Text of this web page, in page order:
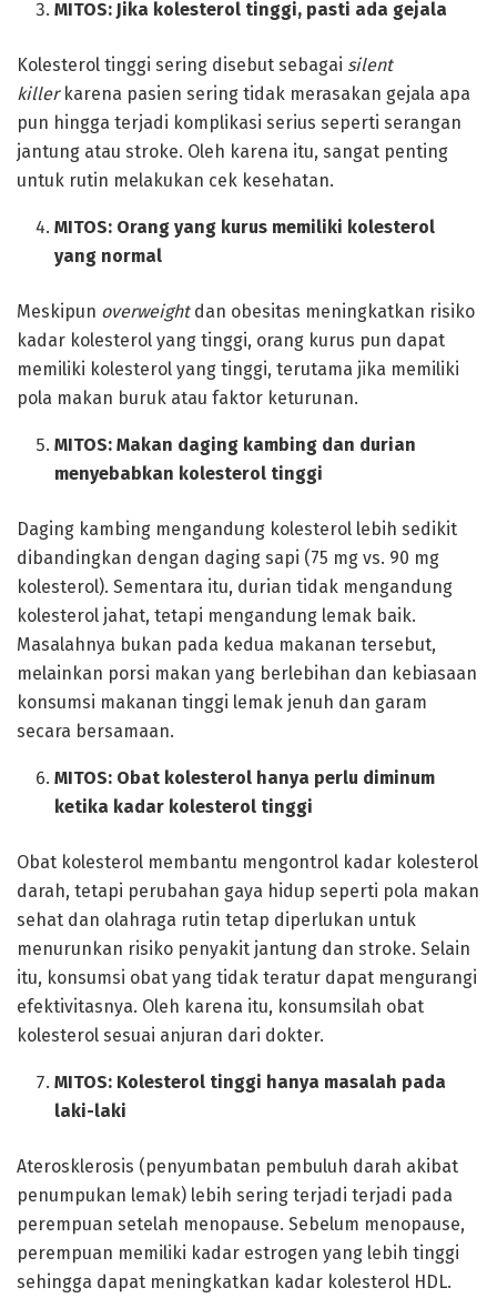
MITOS: Jika kolesterol tinggi, pasti ada gejala
Kolesterol tinggi sering disebut sebagai silent
killerkarena pasien sering tidak merasakan gejala apa
pun hingga terjadi komplikasi serius seperti serangan
jantung atau stroke. Oleh karena itu, sangat penting
untuk rutin melakukan cek kesehatan.
MITOS: Orang yang kurus memiliki kolesterol
yang normal
Meskipun overweight dan obesitas meningkatkan risiko
kadar kolesterol yang tinggi, orang kurus pun dapat
memiliki kolesterol yang tinggi, terutama jika memiliki
pola makan buruk atau faktor keturunan.
MITOS: Makan daging kambing dan durian
menyebabkan kolesterol tinggi
Daging kambing mengandung kolesterol lebih sedikit
dibandingkan dengan daging sapi (75 mg vs. 90 mg
kolesterol). Sementara itu, durian tidak mengandung
kolesterol jahat, tetapi mengandung lemak baik.
Masalahnya bukan pada kedua makanan tersebut,
melainkan porsi makan yang berlebihan dan kebiasaan
konsumsi makanan tinggi lemak jenuh dan garam
secara bersamaan.
MITOS: Obat kolesterol hanya perlu diminum
ketika kadar kolesterol tinggi
Obat kolesterol membantu mengontrol kadar kolesterol
darah, tetapi perubahan gaya hidup seperti pola makan
sehat dan olahraga rutin tetap diperlukan untuk
menurunkan risiko penyakit jantung dan stroke. Selain
itu, konsumsi obat yang tidak teratur dapat mengurangi
efektivitasnya. Oleh karena itu, konsumsilah obat
kolesterol sesuai anjuran dari dokter.
MITOS: Kolesterol tinggi hanya masalah pada
laki-laki
Aterosklerosis (penyumbatan pembuluh darah akibat
penumpukan lemak) lebih sering terjadi terjadi pada
perempuan setelah menopause. Sebelum menopause,
perempuan memiliki kadar estrogen yang lebih tinggi
sehingga dapat meningkatkan kadar kolesterol HDL.